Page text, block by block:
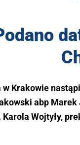
Krakowie
abp Marek
Karola Wojtyły,